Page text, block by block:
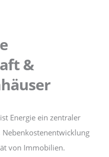
&
Energie ein zentraler
von Immobilien.